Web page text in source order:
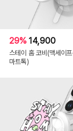
29% 14,900
스테이 홈 코비(맥세이
마트톡)